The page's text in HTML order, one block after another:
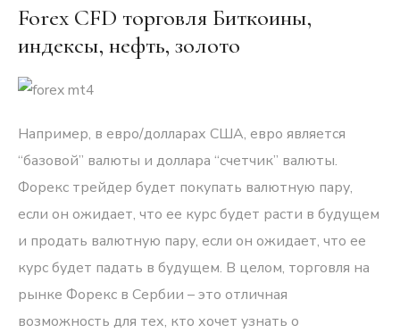
Forex CFD торговля Биткоины,
индексы, нефть, золото
Например, в евро/долларах США, евро является
“базовой” валюты и доллара “счетчик” валюты.
Форекс трейдер будет покупать валютную пару,
если он ожидает, что ее курс будет расти в будущем
и продать валютную пару, если он ожидает, что ее
курс будет падать в будущем. В целом, торговля на
рынке Форекс в Сербии – это отличная
возможность для тех, кто хочет узнать о